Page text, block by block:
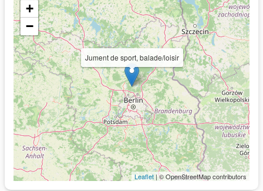
Jument de sport, balade/loisir
+
−
Leaflet | © OpenStreetMap contributors